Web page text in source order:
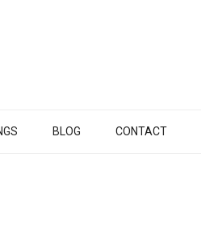
BLOG CONTACT